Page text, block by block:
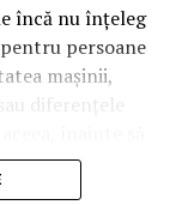
reușit atrage
într-un
un
astfel de
încă nu înțeleg
persoane
mașinii,
diferențele
înțelegi clar
știi la ce să fii